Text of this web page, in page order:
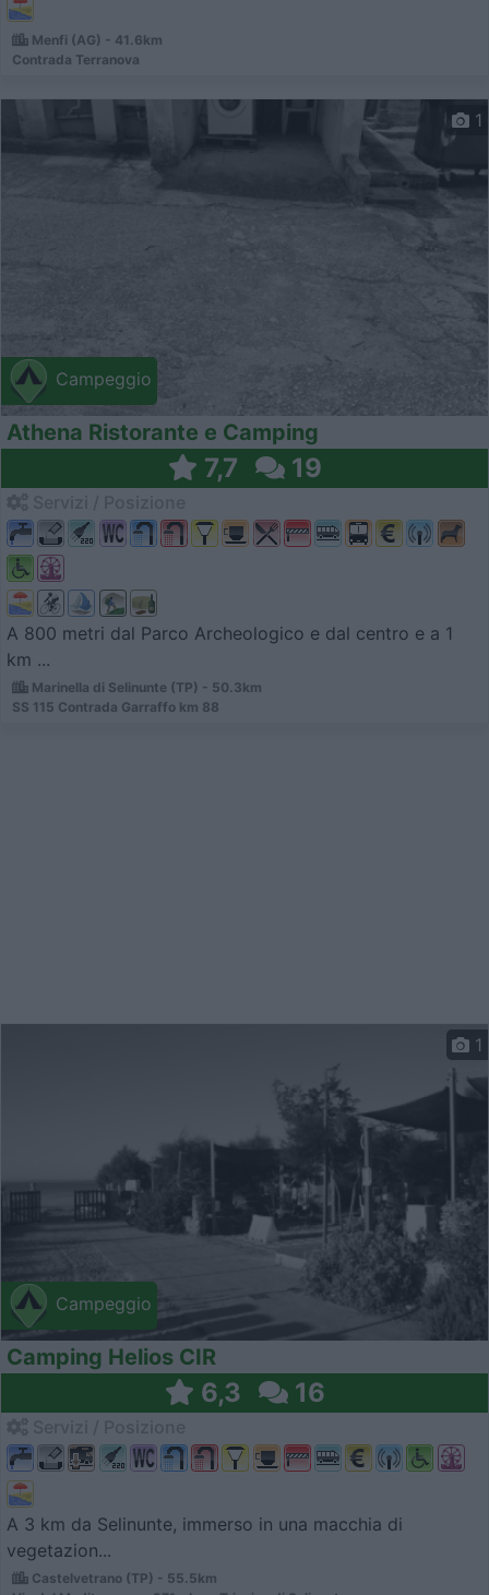
Menfi (AG) - 41.6km
Contrada Terranova
Campeggio
1
Athena Ristorante e Camping
7,7 19
A 800 metri dal Parco Archeologico e dal centro e a 1
km ...
Marinella di Selinunte (TP) - 50.3km
SS 115 Contrada Garraffo km 88
Campeggio
1
Camping Helios CIR
6,3 16
A 3 km da Selinunte, immerso in una macchia di
vegetazion...
Castelvetrano (TP) - 55.5km